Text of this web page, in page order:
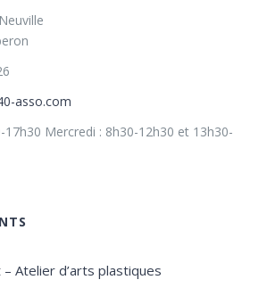
asso.com
17h30 Mercredi : 8h30-12h30 et 13h30-
– Atelier d’arts plastiques